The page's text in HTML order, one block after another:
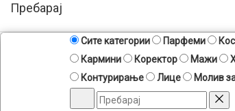
Пребарај
Сите категории Парфеми
Кармини
Коректор Мажи
Контурирање
Лице Молив